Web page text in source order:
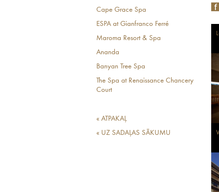
Cape Grace Spa
ESPA at Gianfranco Ferré
Maroma Resort & Spa
Ananda
Banyan Tree Spa
The Spa at Renaissance Chancery
Court
« ATPAKAĻ
« UZ SADAĻAS SĀKUMU